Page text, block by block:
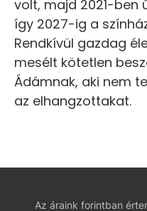
volt, majd 2021-ben
így 2027-ig a
Rendkívül gazdag
mesélt kötetlen
Ádámnak, aki nem
az elhangzottakat.
Az áraink forintban